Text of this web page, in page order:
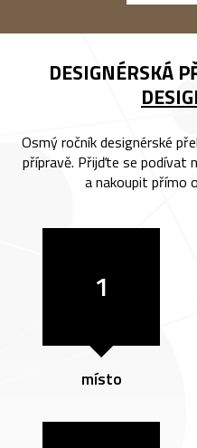
DESIGNÉRSKÁ
Osmý ročník designérské
přípravě. Přijďte se podívat
a nakoupit přímo
1
místo